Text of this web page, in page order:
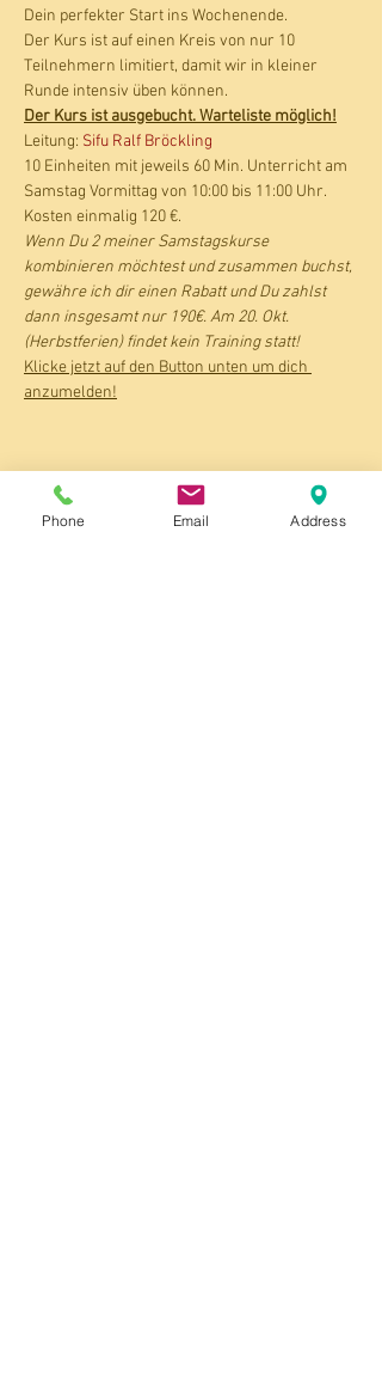
Dein perfekter Start ins Wochenende.
Der Kurs ist auf einen Kreis von nur 10
Teilnehmern limitiert, damit wir in kleiner
Runde intensiv üben können.
Der Kurs ist ausgebucht. Warteliste möglich!
Leitung: Sifu Ralf Bröckling
10 Einheiten mit jeweils 60 Min. Unterricht am
Samstag Vormittag von 10:00 bis 11:00 Uhr.
Kosten einmalig 120 €.
Wenn Du 2 meiner Samstagskurse
kombinieren möchtest und zusammen buchst,
gewähre ich dir einen Rabatt und Du zahlst
dann insgesamt nur 190€. Am 20. Okt.
(Herbstferien) findet kein Training statt!
Klicke jetzt auf den Button unten um dich
anzumelden!
Phone Email Address